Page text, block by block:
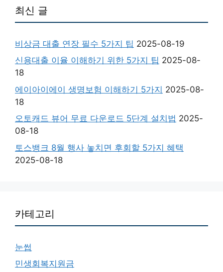
최신 글
비상금 대출 연장 필수 5가지 팁 2025-08-19
신용대출 이율 이해하기 위한 5가지 팁 2025-08-
18
에이아이에이 생명보험 이해하기 5가지 2025-08-
18
오토캐드 뷰어 무료 다운로드 5단계 설치법 2025-
08-18
토스뱅크 8월 행사 놓치면 후회할 5가지 혜택
2025-08-18
카테고리
눈썹
민생회복지원금